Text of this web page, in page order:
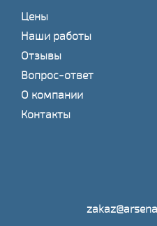
Цены
Наши работы
Отзывы
Вопрос-ответ
О компании
Контакты